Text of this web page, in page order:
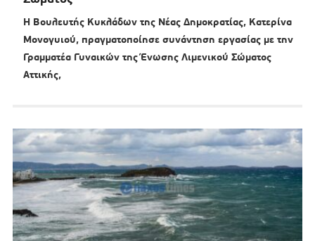
Η Βουλευτής Κυκλάδων της Νέας Δημοκρατίας, Κατερίνα
Μονογυιού, πραγματοποίησε συνάντηση εργασίας με την
Γραμματέα Γυναικών της Ένωσης Λιμενικού Σώματος
Αττικής,